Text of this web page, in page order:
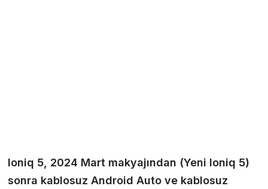
Ioniq 5, 2024 Mart makyajından (Yeni Ioniq 5)
sonra kablosuz Android Auto ve kablosuz